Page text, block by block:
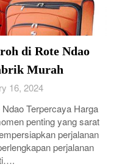
di Rote Ndao
Murah
16, 2024
Terpercaya Harga
penting yang sarat
perjalanan
perjalanan